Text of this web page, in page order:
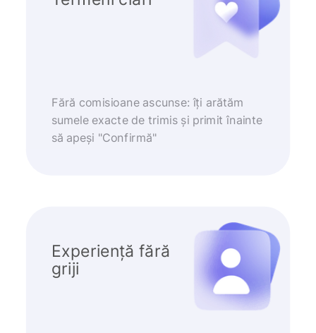
Fără comisioane ascunse: îți arătăm
sumele exacte de trimis și primit înainte
să apeși "Confirmă"
Experiență fără
griji